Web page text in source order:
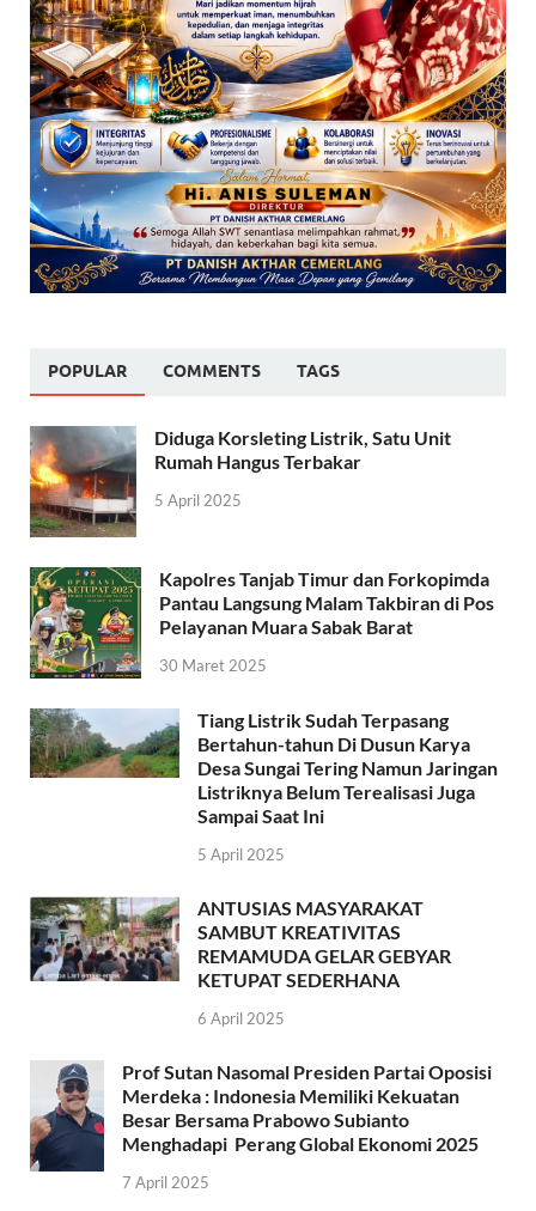
POPULAR COMMENTS TAGS
Diduga Korsleting Listrik, Satu Unit
Rumah Hangus Terbakar
5 April 2025
Kapolres Tanjab Timur dan Forkopimda
Pantau Langsung Malam Takbiran di Pos
Pelayanan Muara Sabak Barat
30 Maret 2025
Tiang Listrik Sudah Terpasang
Bertahun-tahun Di Dusun Karya
Desa Sungai Tering Namun Jaringan
Listriknya Belum Terealisasi Juga
Sampai Saat Ini
5 April 2025
ANTUSIAS MASYARAKAT
SAMBUT KREATIVITAS
REMAMUDA GELAR GEBYAR
KETUPAT SEDERHANA
6 April 2025
Prof Sutan Nasomal Presiden Partai Oposisi
Merdeka : Indonesia Memiliki Kekuatan
Besar Bersama Prabowo Subianto
Menghadapi Perang Global Ekonomi 2025
7 April 2025